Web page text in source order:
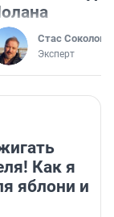
Стас Соколов
Эксперт
Как я
яблони и